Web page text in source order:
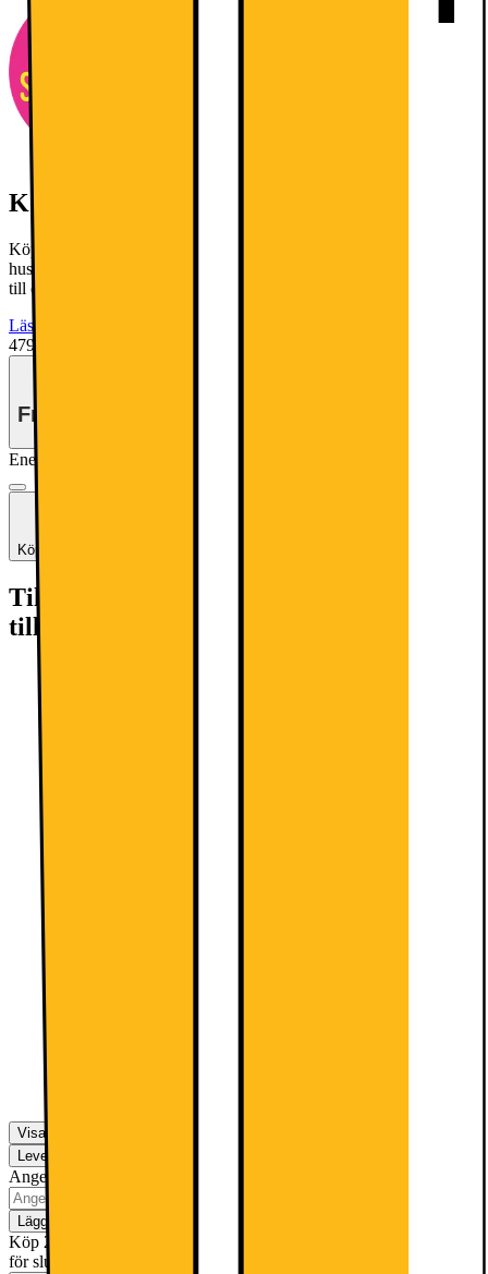
Köp 2 eller fler- få 20% rabatt!
Köp 2 eller fler- få 20% rabatt! Gäller utvalda vitvaror och
hushållsprodukter från AEG, Bosch, Electrolux och Siemens fram
till och med 9 augusti 2026.
Läs mer
4796.-
Från
Energiklass
Köp 2 eller fler- få 20% rabatt!
Tillgängliga tjänster: (fraktkostnad kan
tillkomma)
Visa fler
Leverans
Ange postnummer för leveransinformation
Lägg i kundvagn
Köp 2 spara 20%! Gäller t.o.m. söndag 9 augusti med reservation
för slutförsäljning